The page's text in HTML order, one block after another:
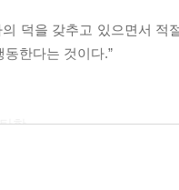
여 3
하여 3
하여 4
하여 5
덕을 갖추고 있으면서
한다는 것이다.”
함
용에 반하여 행동한다고